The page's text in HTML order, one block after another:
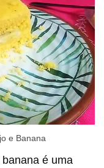
e Banana
é uma